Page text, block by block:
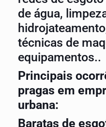
de água,
técnicas de
equipamentos..
Principais
pragas em
urbana:
Baratas de